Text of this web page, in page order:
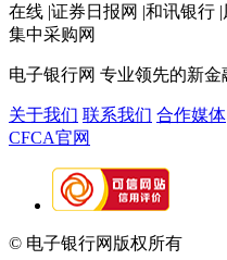
在线 |证券日报网 |和讯银行
集中采购网
电子银行网 专业领先的新金
关于我们 联系我们 合作媒体
CFCA官网
© 电子银行网版权所有